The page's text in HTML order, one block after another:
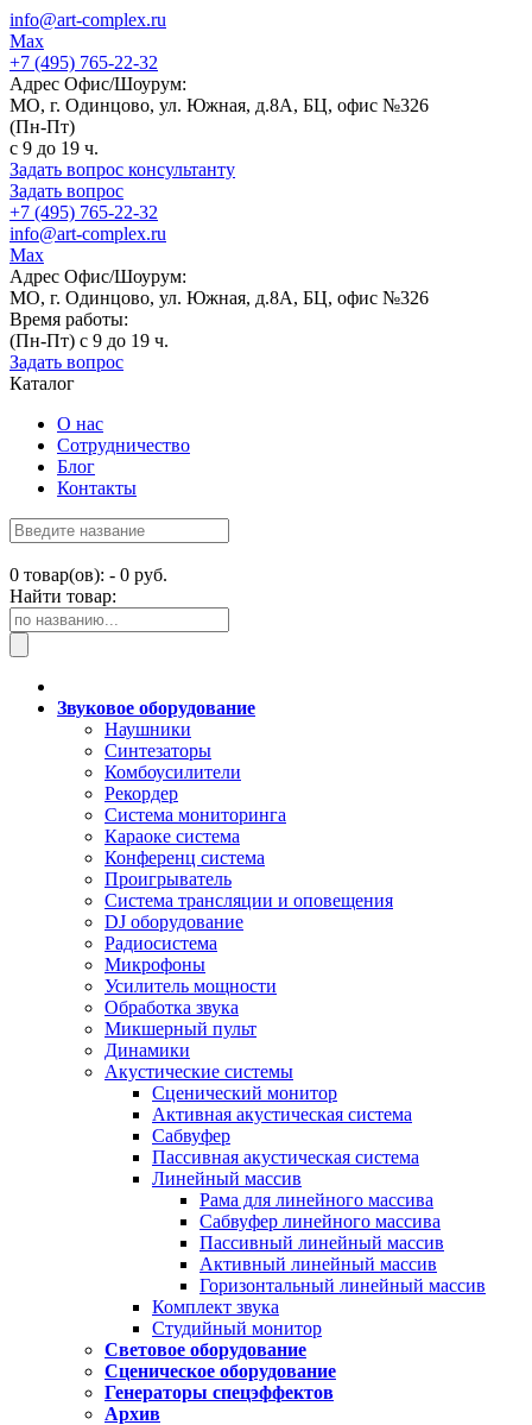
info@art-complex.ru
Max
+7 (495) 765-22-32
Адрес Офис/Шоурум:
МО, г. Одинцово, ул. Южная, д.8А, БЦ, офис №326
(Пн-Пт)
с 9 до 19 ч.
Задать вопрос консультанту
Задать вопрос
+7 (495) 765-22-32
info@art-complex.ru
Max
Адрес Офис/Шоурум:
МО, г. Одинцово, ул. Южная, д.8А, БЦ, офис №326
Время работы:
(Пн-Пт) с 9 до 19 ч.
Задать вопрос
Каталог
О нас
Сотрудничество
Блог
Контакты
0 товар(ов): - 0 руб.
Найти товар:
Звуковое оборудование
Наушники
Синтезаторы
Комбоусилители
Рекордер
Система мониторинга
Караоке система
Конференц система
Проигрыватель
Система трансляции и оповещения
DJ оборудование
Радиосистема
Микрофоны
Усилитель мощности
Обработка звука
Микшерный пульт
Динамики
Акустические системы
Сценический монитор
Активная акустическая система
Сабвуфер
Пассивная акустическая система
Линейный массив
Рама для линейного массива
Сабвуфер линейного массива
Пассивный линейный массив
Активный линейный массив
Горизонтальный линейный массив
Комплект звука
Студийный монитор
Световое оборудование
Сценическое оборудование
Генераторы спецэффектов
Архив